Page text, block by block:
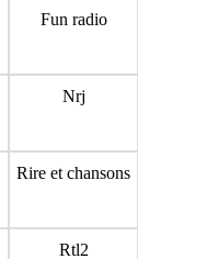
Fun radio
Nrj
Rire et chansons
Rtl2